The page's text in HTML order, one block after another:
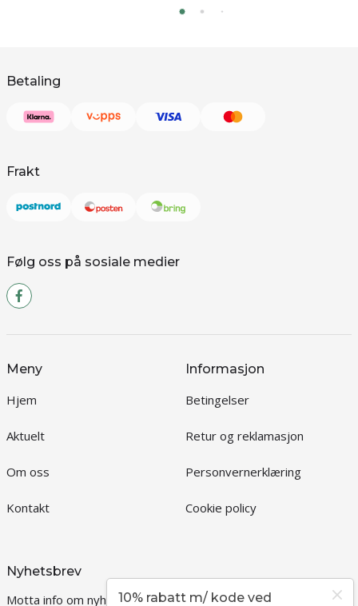
Betaling
Frakt
Følg oss på sosiale medier
Meny
Hjem
Aktuelt
Om oss
Kontakt
Informasjon
Betingelser
Retur og reklamasjon
Personvernerklæring
Cookie policy
Nyhetsbrev
Motta info om nyheter og kampanjer?
10% rabatt m/ kode ved